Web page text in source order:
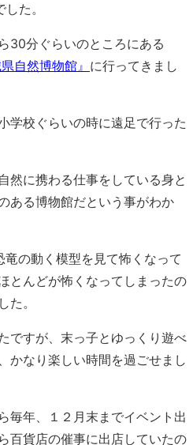
た。
30分ぐらいのところにある
自然博物館』 に行ってきまし
学校ぐらいの時に遠足で行った
然に携わる仕事をしている身と
ある博物館だという事がわか
の動く模型を見て怖くなって
とんどが怖くなってしまったの
た。
ですが、末っ子とゆっくり遊べ
かなり楽しい時間を過ごせまし
毎年、１２月末までイベント出
百貨店の催事に出店していたの